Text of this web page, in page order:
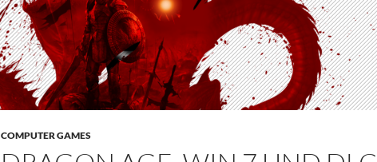
COMPUTER GAMES